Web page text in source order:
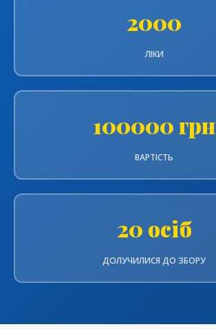
2000
ЛІКИ
100000 грн
ВАРТІСТЬ
20 осіб
ДОЛУЧИЛИСЯ ДО ЗБОРУ